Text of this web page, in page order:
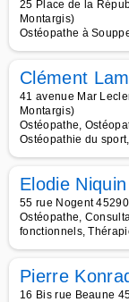
25 Place de la
Montargis)
Ostéopathe à
Clément
41 avenue Mar
Montargis)
Ostéopathe,
Ostéopathie du
Elodie Niquin
55 rue Nogent
Ostéopathe,
fonctionnels,
Pierre
16 Bis rue Beaune